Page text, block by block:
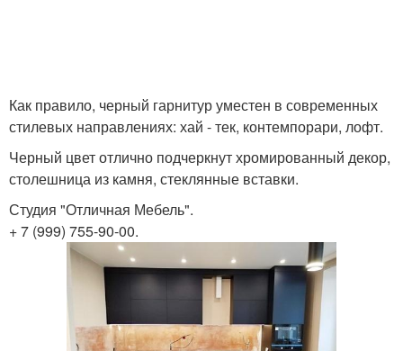
Как правило, черный гарнитур уместен в современных
стилевых направлениях: хай - тек, контемпорари, лофт.
Черный цвет отлично подчеркнут хромированный декор,
столешница из камня, стеклянные вставки.
Студия "Отличная Мебель".
+ 7 (999) 755-90-00.